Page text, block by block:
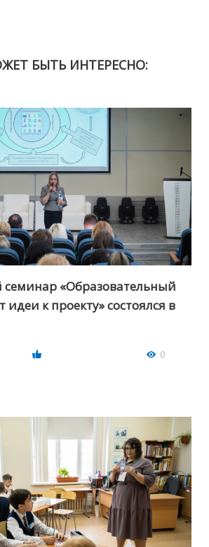
БЫТЬ ИНТЕРЕСНО:
«Образовательный
идеи к проекту» состоялся в
0